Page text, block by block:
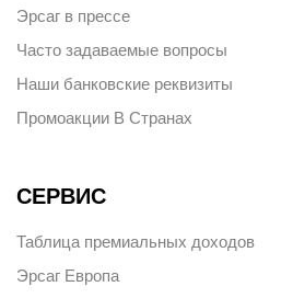
Эрсаг в прессе
Часто задаваемые вопросы
Наши банковские реквизиты
Промоакции В Странах
СЕРВИС
Таблица премиальных доходов
Эрсаг Европа